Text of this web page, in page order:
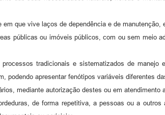
que vive laços de dependência e de
públicas ou imóveis públicos, com ou sem meio
tradicionais e sistematizados de manejo
podendo apresentar fenótipos variáveis diferentes
mediante autorização destes ou em atendimento
de forma repetitiva, a pessoas ou a